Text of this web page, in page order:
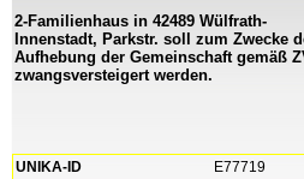
Immobiliensuche
nach Kreis
nach Amtsgericht
2-Familienhaus in 42489 Wülfrath-
Innenstadt, Parkstr. soll zum Zwecke
Aufhebung der Gemeinschaft gemäß
zwangsversteigert werden.
UNIKA-ID
E77719